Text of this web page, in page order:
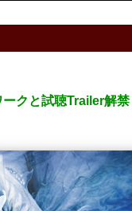
クと試聴Trailer解禁